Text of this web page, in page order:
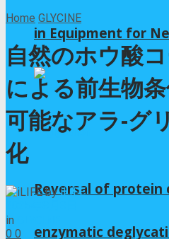
in Equipment for
Reversal of protein
enzymatic
Home GLYCINE
自然のホウ酸
による前生物
可能なアラ-グ
化
by iLIFE
in
0 0